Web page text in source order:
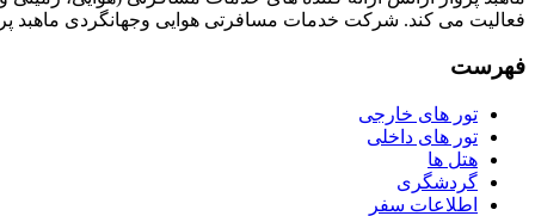
فعالیت می کند. شرکت خدمات مسافرتی هوایی وجهانگردی ماهبد
فهرست
تور های خارجی
تور های داخلی
هتل ها
گردشگری
اطلاعات سفر